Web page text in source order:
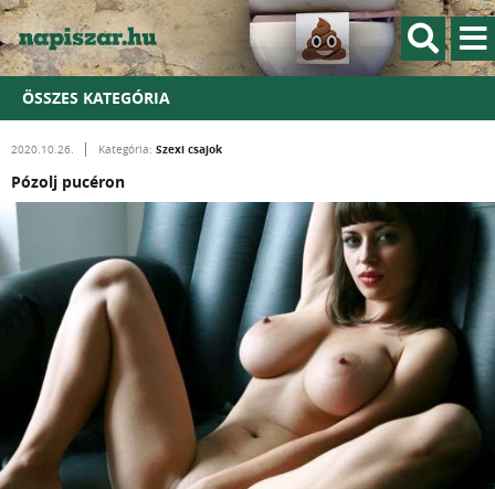
ÖSSZES KATEGÓRIA
2020.10.26. Kategória: Szexi csajok
Pózolj pucéron